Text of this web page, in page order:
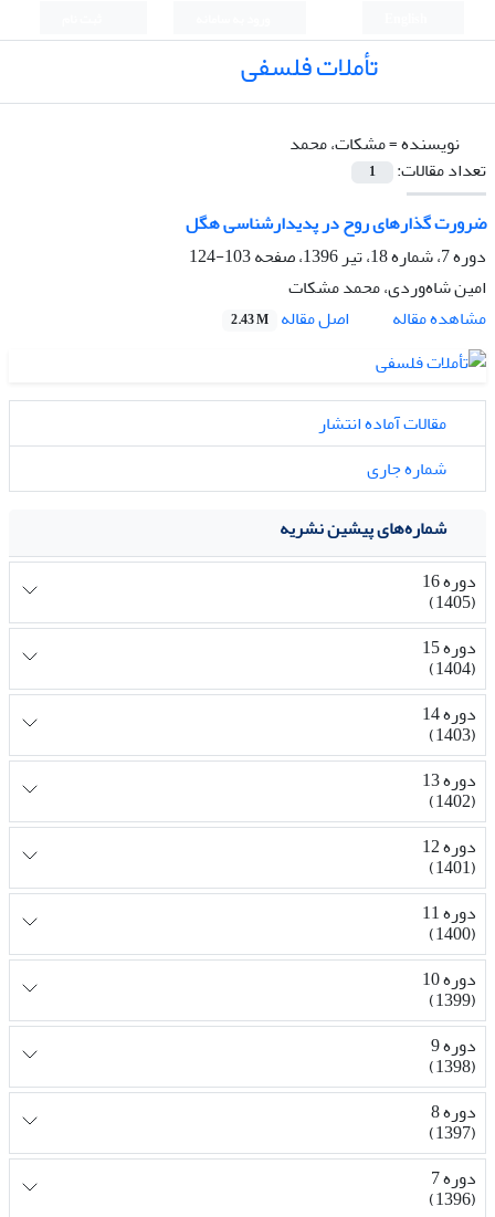
تأملات فلسفی
نویسنده =مشکات، محمد
تعداد مقالات:
1
ضرورت گذارهای روح در پدیدارشناسی هگل
دوره 7، شماره 18، تیر 1396، صفحه
103-124
امین شاه‌وردی، محمد مشکات
مشاهده مقاله
اصل مقاله 2.43 M
مقالات آماده انتشار
شماره جاری
شماره‌های پیشین نشریه
دوره 16
(1405)
دوره 15
(1404)
دوره 14
(1403)
دوره 13
(1402)
دوره 12
(1401)
دوره 11
(1400)
دوره 10
(1399)
دوره 9
(1398)
دوره 8
(1397)
دوره 7
(1396)